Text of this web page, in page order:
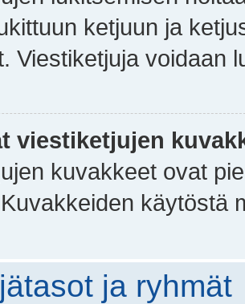
ketjuun ja
Viestiketjuja voidaan
viestiketjujen
kuvakkeet ovat
käytöstä
ja ryhmät